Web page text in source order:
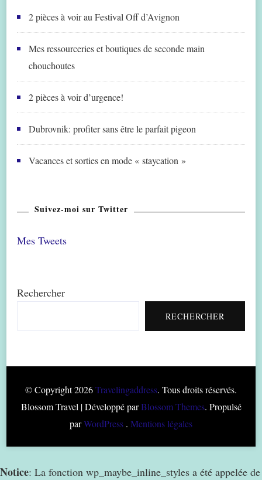
2 pièces à voir au Festival Off d’Avignon
Mes ressourceries et boutiques de seconde main
chouchoutes
2 pièces à voir d’urgence!
Dubrovnik: profiter sans être le parfait pigeon
Vacances et sorties en mode « staycation »
Suivez-moi sur Twitter
Mes Tweets
Rechercher
RECHERCHER
© Copyright 2026Travelingaddress. Tous droits réservés.
Blossom Travel | Développé parBlossom Themes. Propulsé
parWordPress . Mentions légales
Notice: La fonction wp_maybe_inline_styles a été appelée de